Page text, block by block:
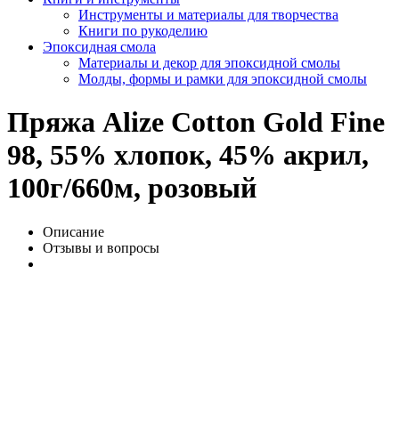
Инструменты и материалы для творчества
Книги по рукоделию
Эпоксидная смола
Материалы и декор для эпоксидной смолы
Молды, формы и рамки для эпоксидной смолы
Пряжа Alize Cotton Gold Fine
98, 55% хлопок, 45% акрил,
100г/660м, розовый
Описание
Отзывы и вопросы